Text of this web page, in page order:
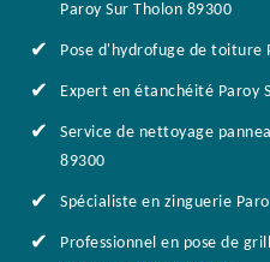
Paroy Sur Tholon 89300
Pose d'hydrofuge de toiture
Expert en étanchéité Paroy
Service de nettoyage
89300
Spécialiste en zinguerie
Professionnel en pose de